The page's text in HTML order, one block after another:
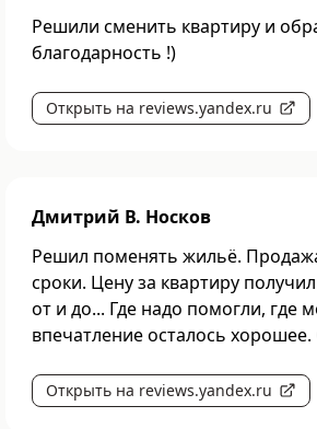
Решили сменить квартиру и
благодарность !)
Открыть на reviews.yandex.ru
Дмитрий В. Носков
Решил поменять жильё.
сроки. Цену за квартиру
от и до... Где надо помогли, где
впечатление осталось
Открыть на reviews.yandex.ru